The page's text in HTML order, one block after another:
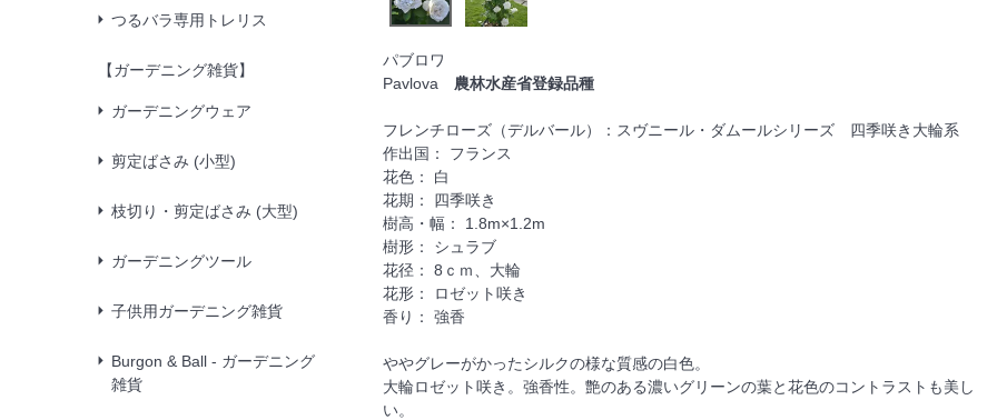
つるバラ専用トレリス
【ガーデニング雑貨】
ガーデニングウェア
剪定ばさみ (小型)
枝切り・剪定ばさみ (大型)
ガーデニングツール
子供用ガーデニング雑貨
Burgon & Ball - ガーデニング
雑貨
パブロワ
Pavlova 農林水産省登録品種
フレンチローズ（デルバール）：スヴニール・ダムールシリーズ 四季咲き大輪系
作出国： フランス
花色： 白
花期： 四季咲き
樹高・幅： 1.8m×1.2m
樹形： シュラブ
花径： 8ｃｍ、大輪
花形： ロゼット咲き
香り： 強香
ややグレーがかったシルクの様な質感の白色。
大輪ロゼット咲き。強香性。艶のある濃いグリーンの葉と花色のコントラストも美し
い。